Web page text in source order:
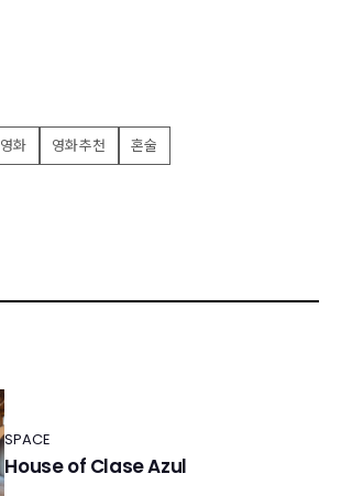
영화 영화추천 혼술
SPACE
House of Clase Azul